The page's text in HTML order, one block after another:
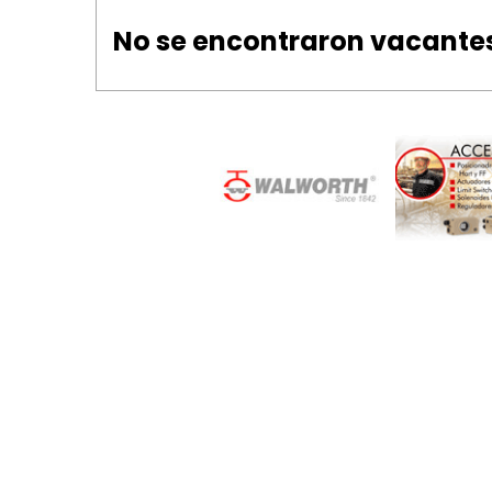
No se encontraron